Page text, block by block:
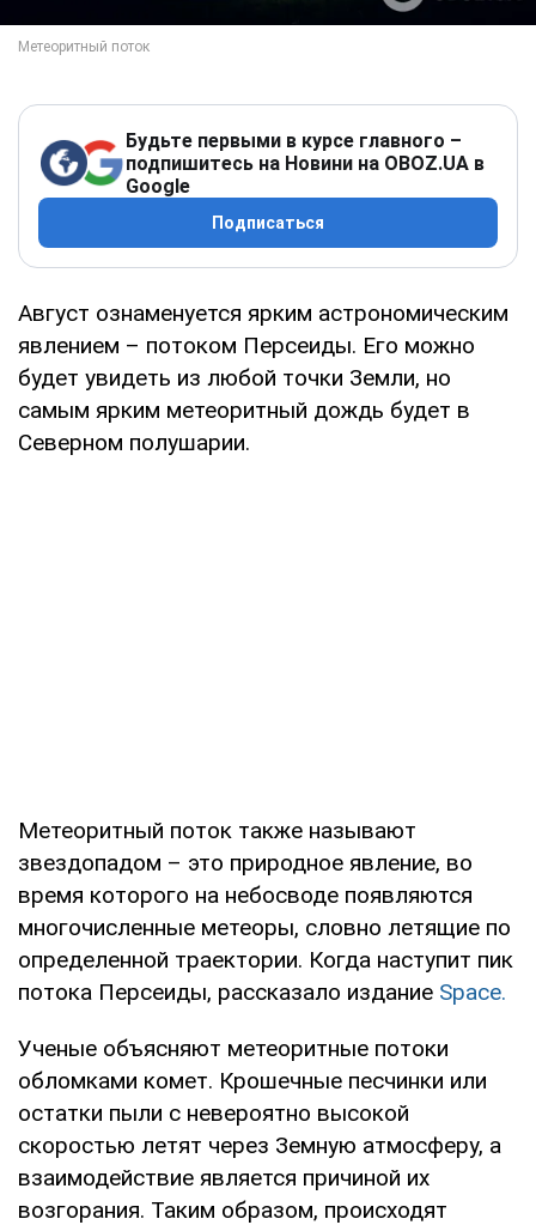
Будьте первыми в курсе главного –
подпишитесь на Новини на OBOZ.UA в
Google
Подписаться
Август ознаменуется ярким астрономическим
явлением – потоком Персеиды. Его можно
будет увидеть из любой точки Земли, но
самым ярким метеоритный дождь будет в
Северном полушарии.
Метеоритный поток также называют
звездопадом – это природное явление, во
время которого на небосводе появляются
многочисленные метеоры, словно летящие по
определенной траектории. Когда наступит пик
потока Персеиды, рассказало издание Space.
Ученые объясняют метеоритные потоки
обломками комет. Крошечные песчинки или
остатки пыли с невероятно высокой
скоростью летят через Земную атмосферу, а
взаимодействие является причиной их
возгорания. Таким образом, происходят